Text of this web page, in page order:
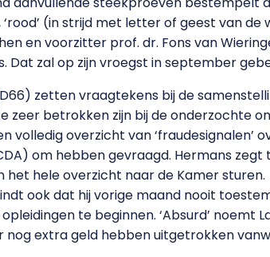
(in strijd met letter of geest van de
en voorzitter prof. dr. Fons van
Dat zal op zijn vroegst in september
zetten vraagtekens bij de
zeer betrokken zijn bij de onderzochte
overzicht van ‘fraudesignalen’
om hebben gevraagd. Hermans
het hele overzicht naar de Kamer sturen.
ook dat hij vorige maand nooit
te beginnen. ‘Absurd’ noemt
extra geld hebben uitgetrokken